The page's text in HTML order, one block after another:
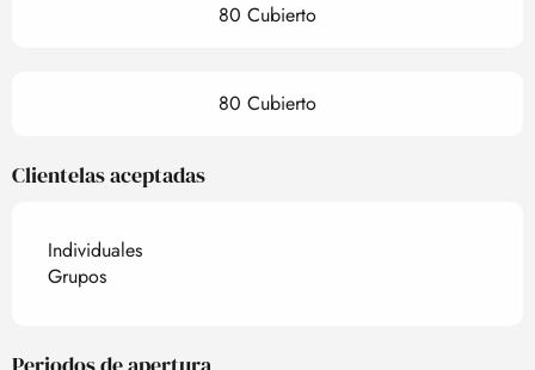
80 Cubierto
80 Cubierto
Clientelas aceptadas
Individuales
Grupos